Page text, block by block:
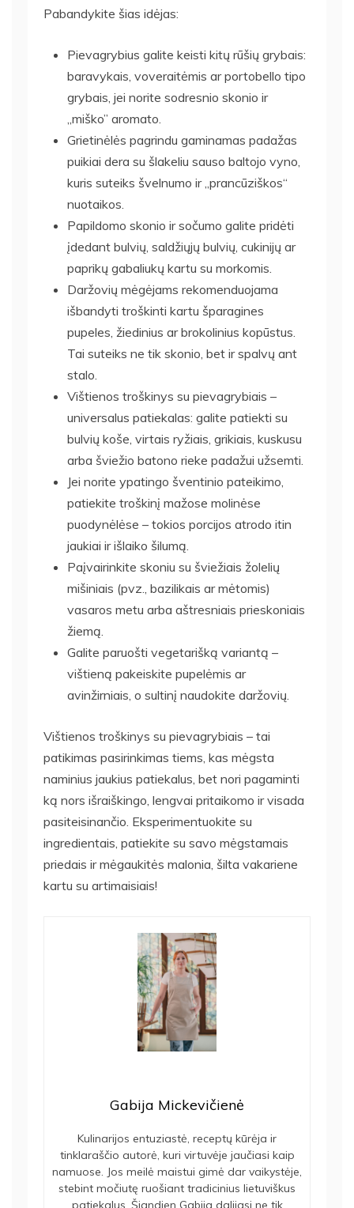
Pabandykite šias idėjas:
Pievagrybius galite keisti kitų rūšių grybais:
baravykais, voveraitėmis ar portobello tipo
grybais, jei norite sodresnio skonio ir
„miško” aromato.
Grietinėlės pagrindu gaminamas padažas
puikiai dera su šlakeliu sauso baltojo vyno,
kuris suteiks švelnumo ir „prancūziškos“
nuotaikos.
Papildomo skonio ir sočumo galite pridėti
įdedant bulvių, saldžiųjų bulvių, cukinijų ar
paprikų gabaliukų kartu su morkomis.
Daržovių mėgėjams rekomenduojama
išbandyti troškinti kartu šparagines
pupeles, žiedinius ar brokolinius kopūstus.
Tai suteiks ne tik skonio, bet ir spalvų ant
stalo.
Vištienos troškinys su pievagrybiais –
universalus patiekalas: galite patiekti su
bulvių koše, virtais ryžiais, grikiais, kuskusu
arba šviežio batono rieke padažui užsemti.
Jei norite ypatingo šventinio pateikimo,
patiekite troškinį mažose molinėse
puodynėlėse – tokios porcijos atrodo itin
jaukiai ir išlaiko šilumą.
Paįvairinkite skoniu su šviežiais žolelių
mišiniais (pvz., bazilikais ar mėtomis)
vasaros metu arba aštresniais prieskoniais
žiemą.
Galite paruošti vegetarišką variantą –
vištieną pakeiskite pupelėmis ar
avinžirniais, o sultinį naudokite daržovių.
Vištienos troškinys su pievagrybiais – tai
patikimas pasirinkimas tiems, kas mėgsta
naminius jaukius patiekalus, bet nori pagaminti
ką nors išraiškingo, lengvai pritaikomo ir visada
pasiteisinančio. Eksperimentuokite su
ingredientais, patiekite su savo mėgstamais
priedais ir mėgaukitės malonia, šilta vakariene
kartu su artimaisiais!
Gabija Mickevičienė
Kulinarijos entuziastė, receptų kūrėja ir
tinklaraščio autorė, kuri virtuvėje jaučiasi kaip
namuose. Jos meilė maistui gimė dar vaikystėje,
stebint močiutę ruošiant tradicinius lietuviškus
patiekalus. Šiandien Gabija dalijasi ne tik